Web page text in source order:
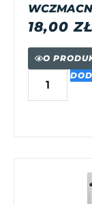
18,00ZŁ
O